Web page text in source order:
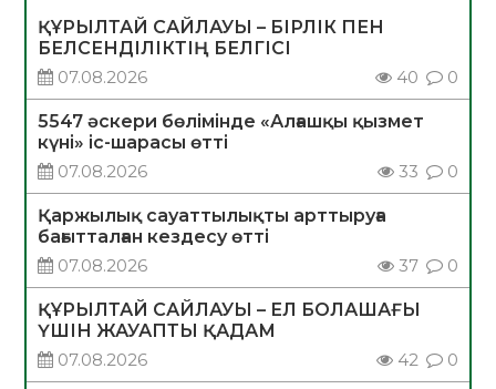
ҚҰРЫЛТАЙ САЙЛАУЫ – БІРЛІК ПЕН
БЕЛСЕНДІЛІКТІҢ БЕЛГІСІ
07.08.2026
40 0
5547 әскери бөлімінде «Алғашқы қызмет
күні» іс-шарасы өтті
07.08.2026
33 0
Қаржылық сауаттылықты арттыруға
бағытталған кездесу өтті
07.08.2026
37 0
ҚҰРЫЛТАЙ САЙЛАУЫ – ЕЛ БОЛАШАҒЫ
ҮШІН ЖАУАПТЫ ҚАДАМ
07.08.2026
42 0